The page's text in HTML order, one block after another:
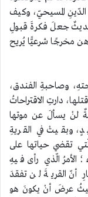
المسيحيّ، وكيف
جعلَ فكرةَ قبولِ
مخرجًا شرعيًّا يُريح
وصاحبةِ الفندق،
دارتِ الاقتراحاتُ
لنْ يسألَ عن موتها
وبقيتْ في القريةِ
تقضي حياتها على
الأمرُ الّذي رأى فيهِ
أنّ القريةَ لن تفقدَ
عرضَ أنْ يكونَ هو